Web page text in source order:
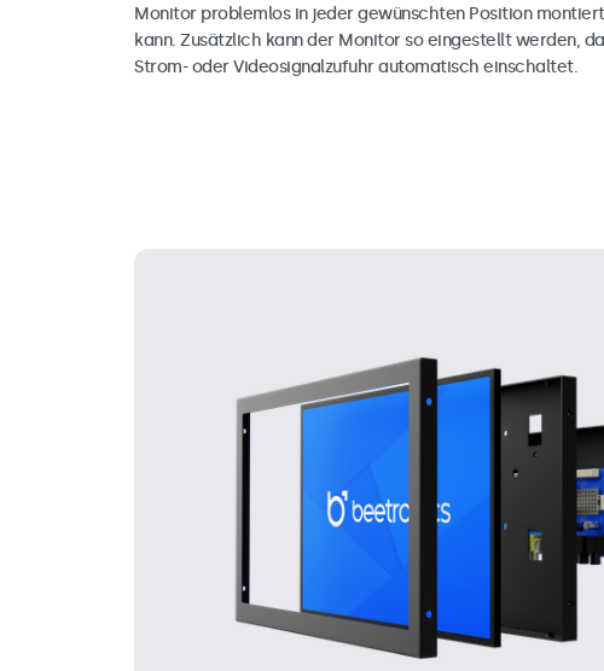
Monitor problemlos in jeder gewünschten Position
kann. Zusätzlich kann der Monitor so eingestellt werden,
Strom- oder Videosignalzufuhr automatisch einschaltet.